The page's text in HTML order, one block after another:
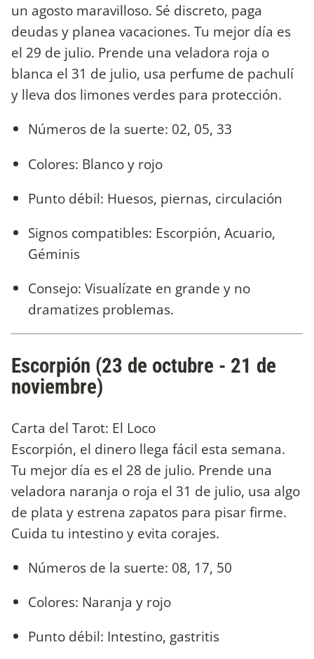
un agosto maravilloso. Sé discreto, paga
deudas y planea vacaciones. Tu mejor día es
el 29 de julio. Prende una veladora roja o
blanca el 31 de julio, usa perfume de pachulí
y lleva dos limones verdes para protección.
Números de la suerte: 02, 05, 33
Colores: Blanco y rojo
Punto débil: Huesos, piernas, circulación
Signos compatibles: Escorpión, Acuario,
Géminis
Consejo: Visualízate en grande y no
dramatizes problemas.
Escorpión (23 de octubre - 21 de
noviembre)
Carta del Tarot: El Loco
Escorpión, el dinero llega fácil esta semana.
Tu mejor día es el 28 de julio. Prende una
veladora naranja o roja el 31 de julio, usa algo
de plata y estrena zapatos para pisar firme.
Cuida tu intestino y evita corajes.
Números de la suerte: 08, 17, 50
Colores: Naranja y rojo
Punto débil: Intestino, gastritis